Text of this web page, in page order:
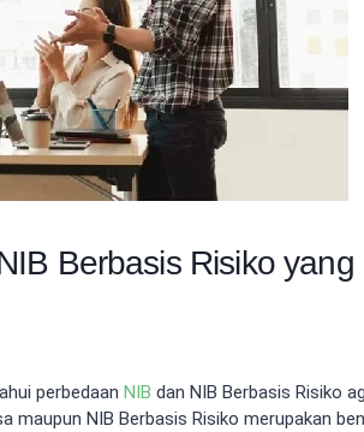
Berbasis Risiko yang
perbedaan NIB dan NIB Berbasis Risiko
maupun NIB Berbasis Risiko merupakan